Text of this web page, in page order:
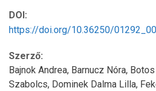
DOI:
https://doi.org/10.36250/01292_00
Szerző:
Bajnok Andrea, Barnucz Nóra,
Szabolcs, Dominek Dalma Lilla,